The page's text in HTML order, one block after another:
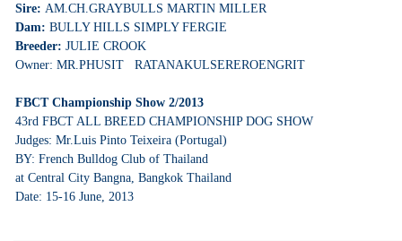
Sire: AM.CH.GRAYBULLS MARTIN MILLER
Dam: BULLY HILLS SIMPLY FERGIE
Breeder: JULIE CROOK
Owner: MR.PHUSIT RATANAKULSEREROENGRIT
FBCT Championship Show 2/2013
43rd FBCT ALL BREED CHAMPIONSHIP DOG SHOW
Judges: Mr.Luis Pinto Teixeira (Portugal)
BY: French Bulldog Club of Thailand
at Central City Bangna, Bangkok Thailand
Date: 15-16 June, 2013